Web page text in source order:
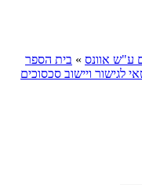
ע"ש אוונס » בית הספר
לגישור ויישוב סכסוכים